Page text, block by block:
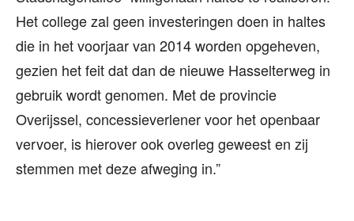
Het college zal geen investeringen doen in haltes
die in het voorjaar van 2014 worden opgeheven,
gezien het feit dat dan de nieuwe Hasselterweg in
gebruik wordt genomen. Met de provincie
Overijssel, concessieverlener voor het openbaar
vervoer, is hierover ook overleg geweest en zij
stemmen met deze afweging in.”